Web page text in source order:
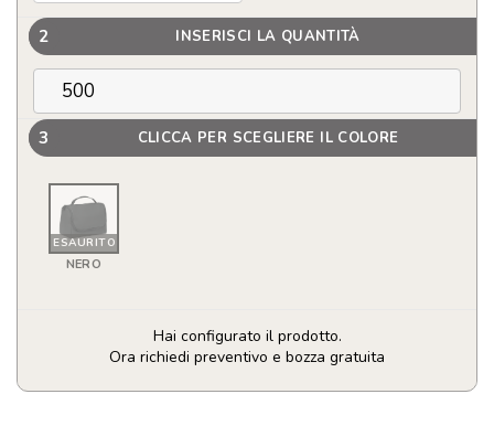
2 INSERISCI LA QUANTITÀ
3 CLICCA PER SCEGLIERE IL COLORE
ESAURITO
NERO
Hai configurato il prodotto.
Ora richiedi preventivo e bozza gratuita
Borsa